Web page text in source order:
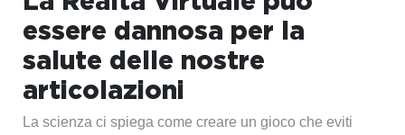
essere dannosa per la
salute delle nostre
articolazioni
La scienza ci spiega come creare un gioco che eviti